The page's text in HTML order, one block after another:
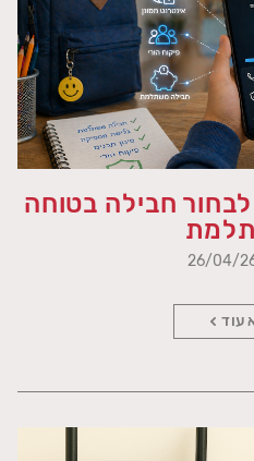
חבילה בטוחה
עוד